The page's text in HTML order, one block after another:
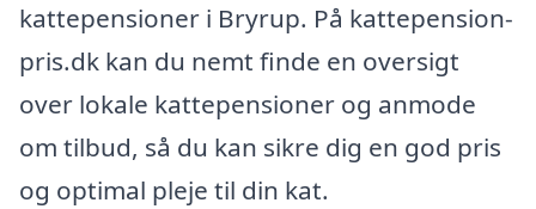
kattepensioner i Bryrup. På kattepension-
pris.dk kan du nemt finde en oversigt
over lokale kattepensioner og anmode
om tilbud, så du kan sikre dig en god pris
og optimal pleje til din kat.